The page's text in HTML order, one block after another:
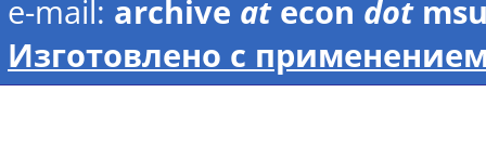
e-mail: archive atecon dot
Изготовлено с